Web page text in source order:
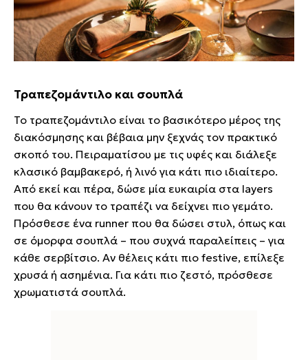
Τραπεζομάντιλο και σουπλά
Το τραπεζομάντιλο είναι το βασικότερο μέρος της
διακόσμησης και βέβαια μην ξεχνάς τον πρακτικό
σκοπό του. Πειραματίσου με τις υφές και διάλεξε
κλασικό βαμβακερό, ή λινό για κάτι πιο ιδιαίτερο.
Από εκεί και πέρα, δώσε μία ευκαιρία στα layers
που θα κάνουν το τραπέζι να δείχνει πιο γεμάτο.
Πρόσθεσε ένα runner που θα δώσει στυλ, όπως και
σε όμορφα σουπλά – που συχνά παραλείπεις – για
κάθε σερβίτσιο. Αν θέλεις κάτι πιο festive, επίλεξε
χρυσά ή ασημένια. Για κάτι πιο ζεστό, πρόσθεσε
χρωματιστά σουπλά.